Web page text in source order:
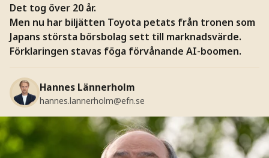
Det tog över 20 år.
Men nu har biljätten Toyota petats från tronen som
Japans största börsbolag sett till marknadsvärde.
Förklaringen stavas föga förvånande AI-boomen.
Hannes Lännerholm
hannes.lannerholm@efn.se